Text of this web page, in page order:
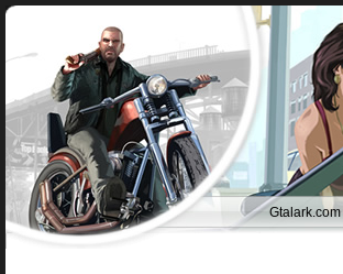
Gtalark.com